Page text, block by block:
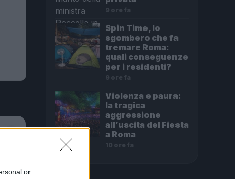
or
9 ore fa
Spin Time, lo
sgombero che fa
tremare Roma:
quali conseguenze
per i residenti?
9 ore fa
Violenza e paura:
la tragica
aggressione
all’uscita del Fiesta
a Roma
10 ore fa